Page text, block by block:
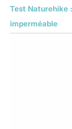
Test Naturehike
imperméable